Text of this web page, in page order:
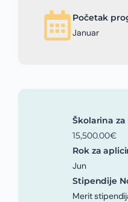
Početak
Januar
Školarina za
15,500.00€
Rok za
Jun
Stipendije
Merit